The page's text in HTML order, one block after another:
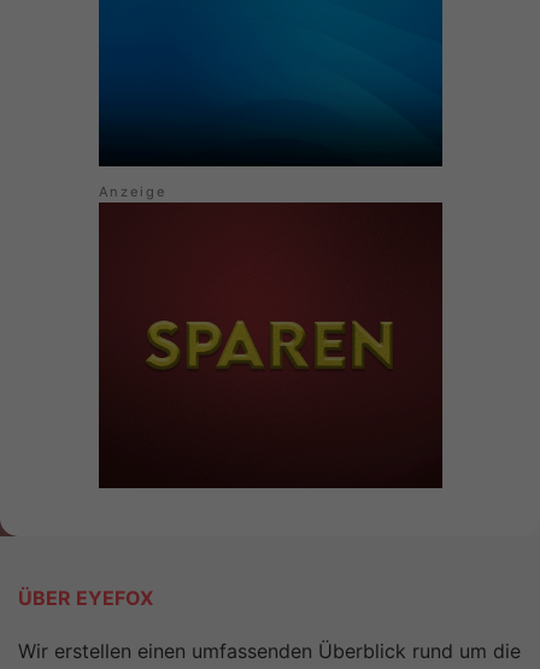
ÜBER EYEFOX
Wir erstellen einen umfassenden Überblick rund um die